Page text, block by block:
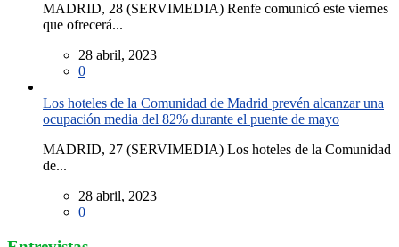
MADRID, 28 (SERVIMEDIA) Renfe comunicó este viernes
que ofrecerá...
28 abril, 2023
0
Los hoteles de la Comunidad de Madrid prevén alcanzar una
ocupación media del 82% durante el puente de mayo
MADRID, 27 (SERVIMEDIA) Los hoteles de la Comunidad
de...
28 abril, 2023
0